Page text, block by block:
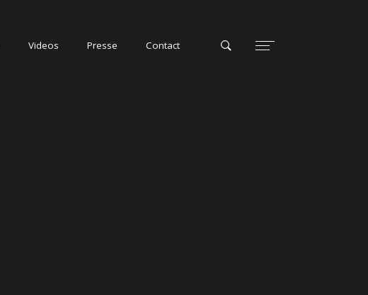
Videos
Videos Presse
Presse Contact
Contact